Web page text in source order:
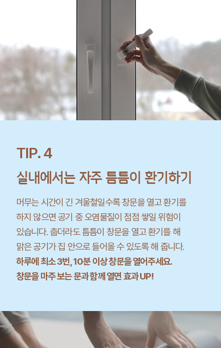
TIP. 4
실내에서는 자주 틈틈이 환기하기
머무는 시간이 긴 겨울철일수록 창문을 열고 환기를
하지 않으면 공기 중 오염물질이 점점 쌓일 위험이
있습니다. 춥더라도 틈틈이 창문을 열고 환기를 해
맑은 공기가 집 안으로 들어올 수 있도록 해 줍니다.
하루에 최소 3번, 10분 이상 창문을 열어주세요.
창문을 마주 보는 문과 함께 열면 효과 UP!